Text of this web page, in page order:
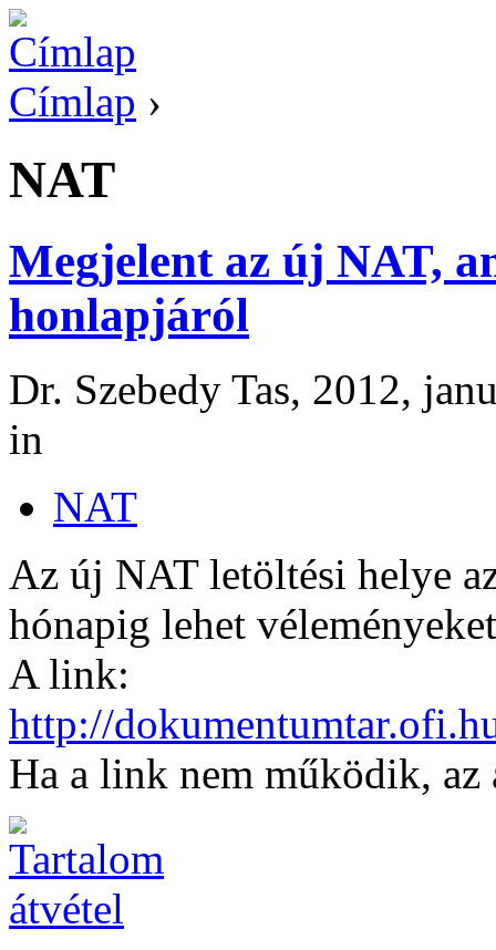
Címlap ›
NAT
Megjelent az új NAT,
honlapjáról
Dr. Szebedy Tas, 2012,
in
NAT
Az új NAT letöltési helye
hónapig lehet
A link:
http://
Ha a link nem működik,